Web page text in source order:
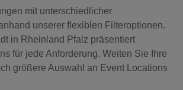
mit unterschiedlicher
unserer flexiblen Filteroptionen.
in Rheinland Pfalz präsentiert
für jede Anforderung. Weiten Sie Ihre
größere Auswahl an Event Locations